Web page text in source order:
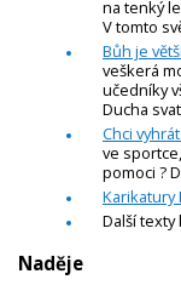
na tenký
V tomto
Bůh je
veškerá
učedníky
Ducha
Chci
ve
pomoci ?
Karikatury
Další texty
Naděje